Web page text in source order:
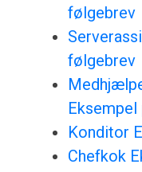
følgebrev
følgebrev
Konditor
Chefkok